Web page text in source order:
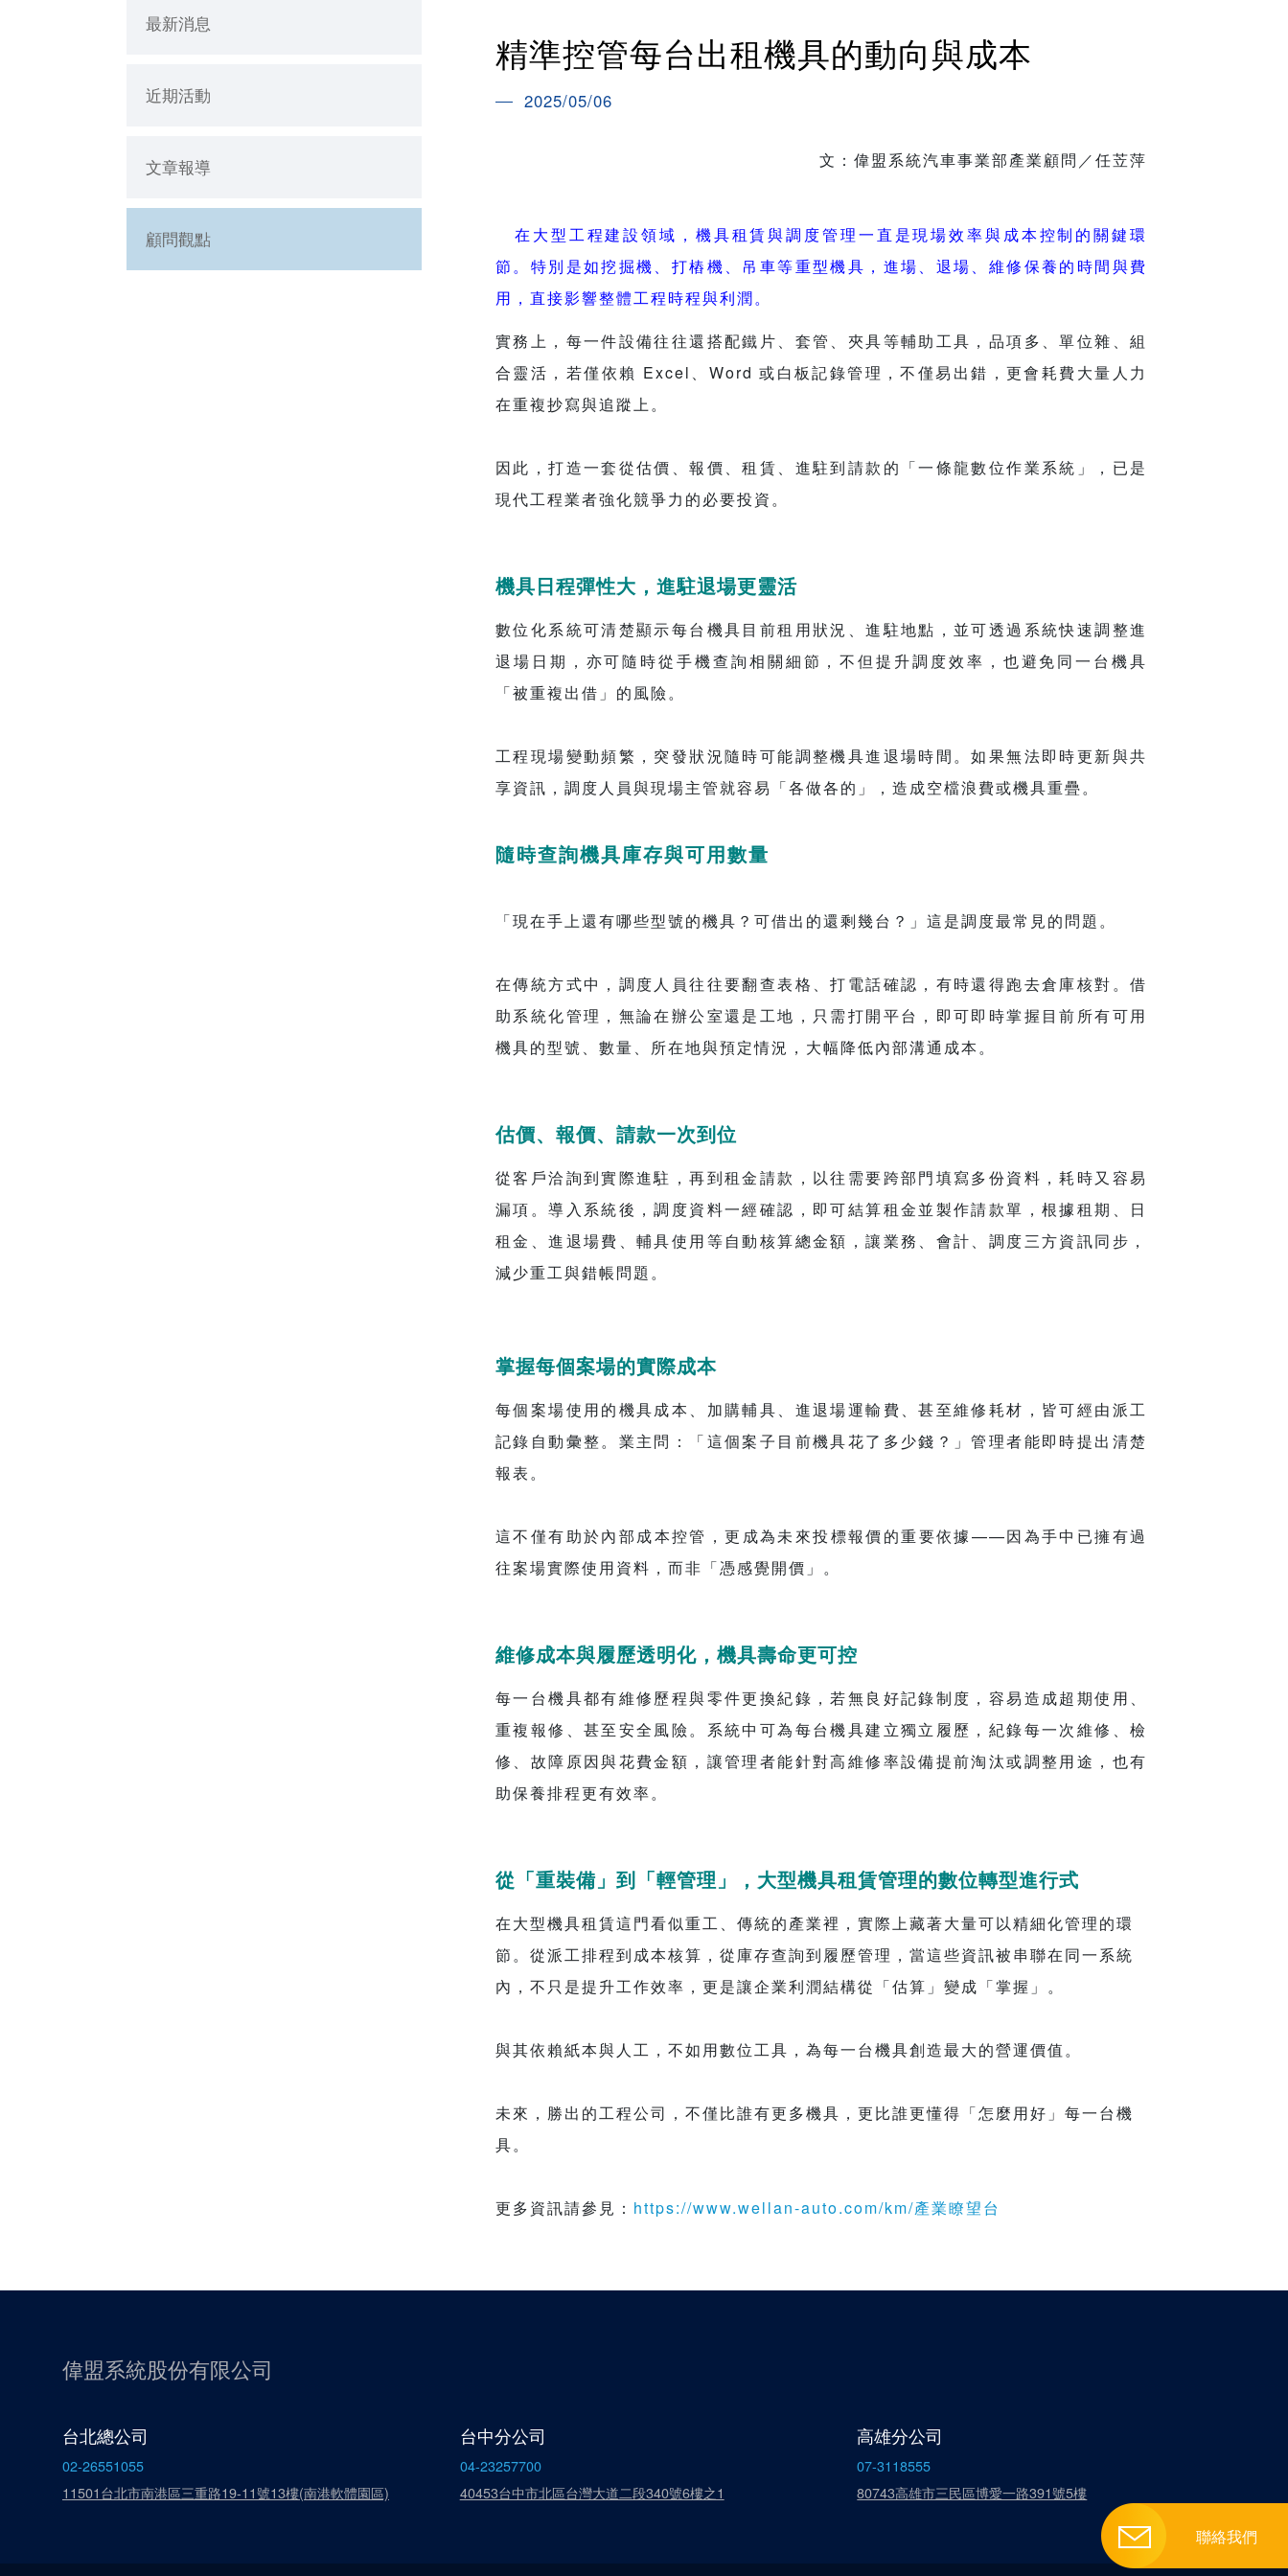
聯絡我們
最新消息
近期活動
文章報導
顧問觀點
精準控管每台出租機具的動向與成本
2025/05/06
文：偉盟系統汽車事業部產業顧問／任苙萍
在大型工程建設領域，機具租賃與調度管理一直是現場效率與成本控制的關鍵環
節。特別是如挖掘機、打樁機、吊車等重型機具，進場、退場、維修保養的時間與費
用，直接影響整體工程時程與利潤。
實務上，每一件設備往往還搭配鐵片、套管、夾具等輔助工具，品項多、單位雜、組
合靈活，若僅依賴 Excel、Word 或白板記錄管理，不僅易出錯，更會耗費大量人力
在重複抄寫與追蹤上。
因此，打造一套從估價、報價、租賃、進駐到請款的「一條龍數位作業系統」，已是
現代工程業者強化競爭力的必要投資。
機具日程彈性大，進駐退場更靈活
數位化系統可清楚顯示每台機具目前租用狀況、進駐地點，並可透過系統快速調整進
退場日期，亦可隨時從手機查詢相關細節，不但提升調度效率，也避免同一台機具
「被重複出借」的風險。
工程現場變動頻繁，突發狀況隨時可能調整機具進退場時間。如果無法即時更新與共
享資訊，調度人員與現場主管就容易「各做各的」，造成空檔浪費或機具重疊。
隨時查詢機具庫存與可用數量
「現在手上還有哪些型號的機具？可借出的還剩幾台？」這是調度最常見的問題。
在傳統方式中，調度人員往往要翻查表格、打電話確認，有時還得跑去倉庫核對。借
助系統化管理，無論在辦公室還是工地，只需打開平台，即可即時掌握目前所有可用
機具的型號、數量、所在地與預定情況，大幅降低內部溝通成本。
估價、報價、請款一次到位
從客戶洽詢到實際進駐，再到租金請款，以往需要跨部門填寫多份資料，耗時又容易
漏項。導入系統後，調度資料一經確認，即可結算租金並製作請款單，根據租期、日
租金、進退場費、輔具使用等自動核算總金額，讓業務、會計、調度三方資訊同步，
減少重工與錯帳問題。
掌握每個案場的實際成本
每個案場使用的機具成本、加購輔具、進退場運輸費、甚至維修耗材，皆可經由派工
記錄自動彙整。業主問：「這個案子目前機具花了多少錢？」管理者能即時提出清楚
報表。
這不僅有助於內部成本控管，更成為未來投標報價的重要依據——因為手中已擁有過
往案場實際使用資料，而非「憑感覺開價」。
維修成本與履歷透明化，機具壽命更可控
每一台機具都有維修歷程與零件更換紀錄，若無良好記錄制度，容易造成超期使用、
重複報修、甚至安全風險。系統中可為每台機具建立獨立履歷，紀錄每一次維修、檢
修、故障原因與花費金額，讓管理者能針對高維修率設備提前淘汰或調整用途，也有
助保養排程更有效率。
從「重裝備」到「輕管理」，大型機具租賃管理的數位轉型進行式
在大型機具租賃這門看似重工、傳統的產業裡，實際上藏著大量可以精細化管理的環
節。從派工排程到成本核算，從庫存查詢到履歷管理，當這些資訊被串聯在同一系統
內，不只是提升工作效率，更是讓企業利潤結構從「估算」變成「掌握」。
與其依賴紙本與人工，不如用數位工具，為每一台機具創造最大的營運價值。
未來，勝出的工程公司，不僅比誰有更多機具，更比誰更懂得「怎麼用好」每一台機
具。
更多資訊請參見： https://www.wellan-auto.com/km/產業瞭望台
偉盟系統股份有限公司
台北總公司
02-26551055
11501台北市南港區三重路19-11號13樓(南港軟體園區)
台中分公司
04-23257700
40453台中市北區台灣大道二段340號6樓之1
高雄分公司
07-3118555
80743高雄市三民區博愛一路391號5樓